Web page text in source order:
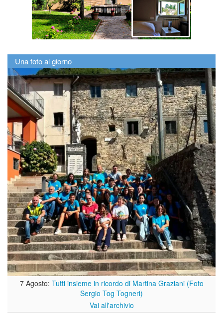
Una foto al giorno
7 Agosto: Tutti insieme in ricordo di Martina Graziani (Foto
Sergio Tog Togneri)
Vai all'archivio